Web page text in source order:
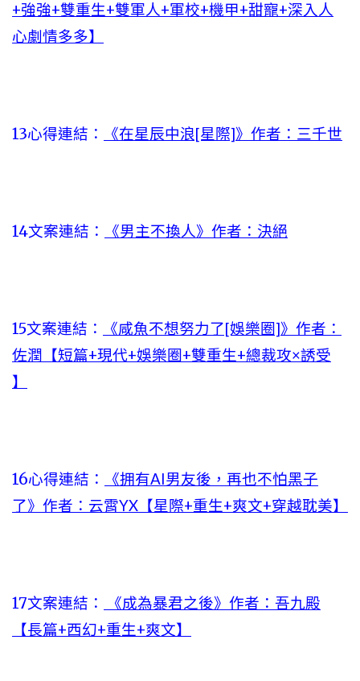
+強強+雙重生+雙軍人+軍校+機甲+甜寵+深入人
心劇情多多】
13心得連結： 《在星辰中浪[星際]》作者：三千世
14文案連結： 《男主不換人》作者：決絕
15文案連結：
《咸魚不想努力了[娛樂圈]》作者：
佐潤【短篇+現代+娛樂圈+雙重生+總裁攻×誘受
】
16心得連結：
《拥有AI男友後，再也不怕黑子
了》作者：云霄YX【星際+重生+爽文+穿越耽美】
17文案連結：
《成為暴君之後》作者：吾九殿
【長篇+西幻+重生+爽文】